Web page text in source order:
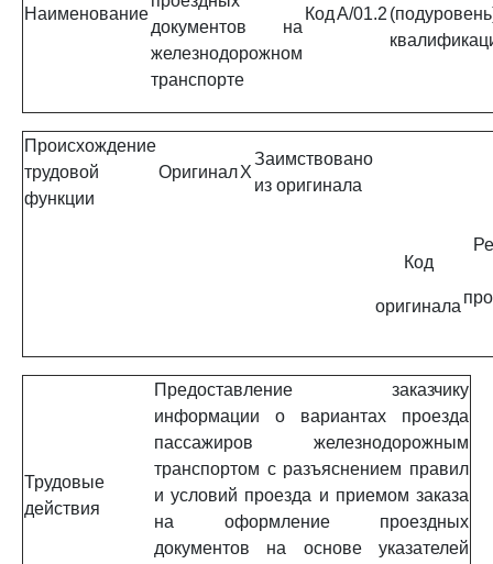
Наименование
документов на
железнодорожном
транспорте
КодA/01.2
Происхождение
трудовой
функции
ОригиналX
Заимствовано
из оригинала
Код
оригинала
Трудовые
действия
Предоставление заказчику
информации о вариантах проезда
пассажиров железнодорожным
транспортом с разъяснением правил
и условий проезда и приемом заказа
на оформление проездных
документов на основе указателей